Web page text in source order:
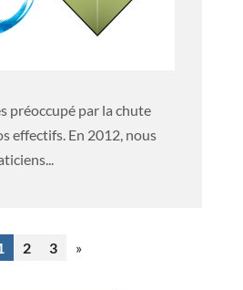
préoccupé par la chute
effectifs. En 2012, nous
2 3 »